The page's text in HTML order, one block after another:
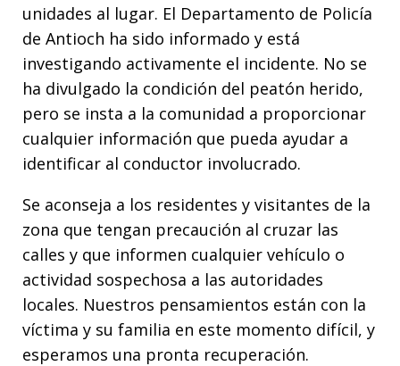
unidades al lugar. El Departamento de Policía
de Antioch ha sido informado y está
investigando activamente el incidente. No se
ha divulgado la condición del peatón herido,
pero se insta a la comunidad a proporcionar
cualquier información que pueda ayudar a
identificar al conductor involucrado.
Se aconseja a los residentes y visitantes de la
zona que tengan precaución al cruzar las
calles y que informen cualquier vehículo o
actividad sospechosa a las autoridades
locales. Nuestros pensamientos están con la
víctima y su familia en este momento difícil, y
esperamos una pronta recuperación.